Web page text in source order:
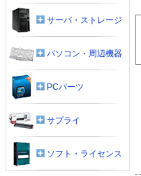
サーバ・ストレージ
パソコン・周辺機器
PCパーツ
サプライ
ソフト・ライセンス